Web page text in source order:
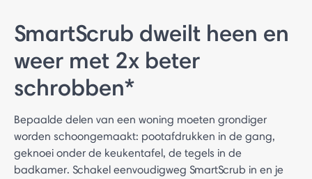
SmartScrub dweilt heen en
weer met 2x beter
schrobben*
Bepaalde delen van een woning moeten grondiger
worden schoongemaakt: pootafdrukken in de gang,
geknoei onder de keukentafel, de tegels in de
badkamer. Schakel eenvoudigweg SmartScrub in en je